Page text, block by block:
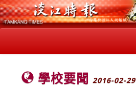
學校要聞 2016-02-29